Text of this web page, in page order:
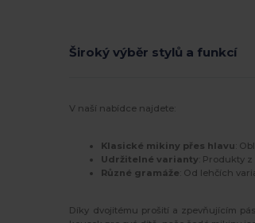
Široký výběr stylů a funkcí
V naší nabídce najdete:
Klasické mikiny přes hlavu :
Udržitelné varianty : Produkty
Různé gramáže : Od lehčích
Díky dvojitému prošití a zpevňujícím